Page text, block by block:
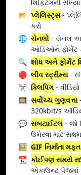
શિફ્ટિંગની
📂 પ્લેલિસ્ટ્સ-
કરો
🌐 ચેનલો - ચેનલ અને
ઑડિઓને ફોર્મેટ
🔍 શોધ અને ફોર્મેટ
🔴 લીવ સ્ટ્રીમ્સ-
✂️ ક્લિપિંગ-
🎞️ સર્વોચ્ચ ગુણવત્તા
320kbit/s
💬 સબટાઈટલ - જો
ઉમેરવા માટે
🖼️ GIF નિર્માતા મફત
📆 કોઈપણ સમયે
એકાઉન્ટ પેજમાં